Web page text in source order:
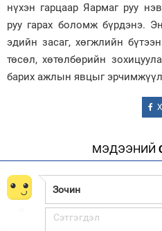
нүхэн гарцаар Яармаг руу
руу гарах боломж бүрдэнэ.
эдийн засаг, хөгжлийн
төсөл, хөтөлбөрийн
барих ажлын явцыг
МЭДЭЭНИЙ